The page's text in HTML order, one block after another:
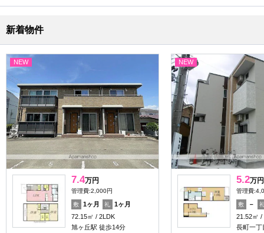
新着物件
NEW
7.4万円
管理費:2,000円
敷 1ヶ月 礼
1ヶ月
72.15㎡
2LDK
旭ヶ丘駅 徒歩14分
NEW
5.2万円
管理費
敷 －
21.52㎡
長町一丁